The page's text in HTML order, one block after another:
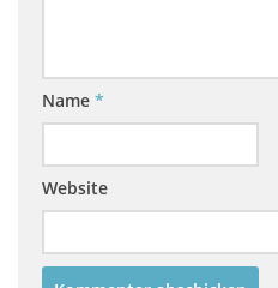
Name *
Website